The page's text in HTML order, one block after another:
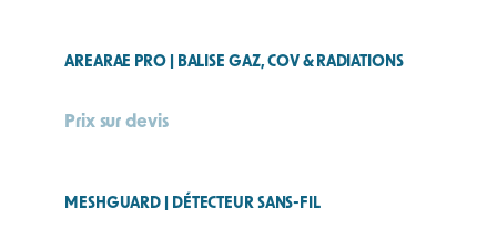
AREARAE PRO | BALISE GAZ, COV & RADIATIONS
Prix sur devis
MESHGUARD | DÉTECTEUR SANS-FIL